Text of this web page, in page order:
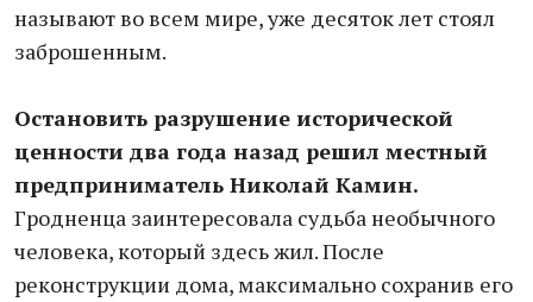
называют во всем мире, уже десяток лет стоял
заброшенным.
Остановить разрушение исторической
ценности два года назад решил местный
предприниматель Николай Камин.
Гродненца заинтересовала судьба необычного
человека, который здесь жил. После
реконструкции дома, максимально сохранив его